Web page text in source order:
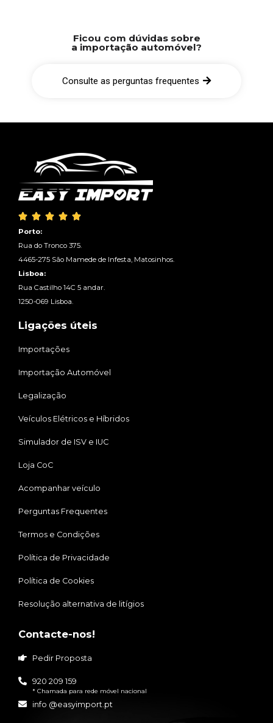
Ficou com dúvidas sobre
a importação automóvel?
Consulte as perguntas frequentes
    
Porto:
Rua do Tronco 375.
4465-275 São Mamede de Infesta, Matosinhos.
Lisboa:
Rua Castilho 14C 5 andar.
1250-069 Lisboa.
Ligações úteis
Importações
Importação Automóvel
Legalização
Veículos Elétricos e Híbridos
Simulador de ISV e IUC
Loja CoC
Acompanhar veículo
Perguntas Frequentes
Termos e Condições
Política de Privacidade
Política de Cookies
Resolução alternativa de litígios
Contacte-nos!
Pedir Proposta
920 209 159
* Chamada para rede móvel nacional
info @easyimport.pt